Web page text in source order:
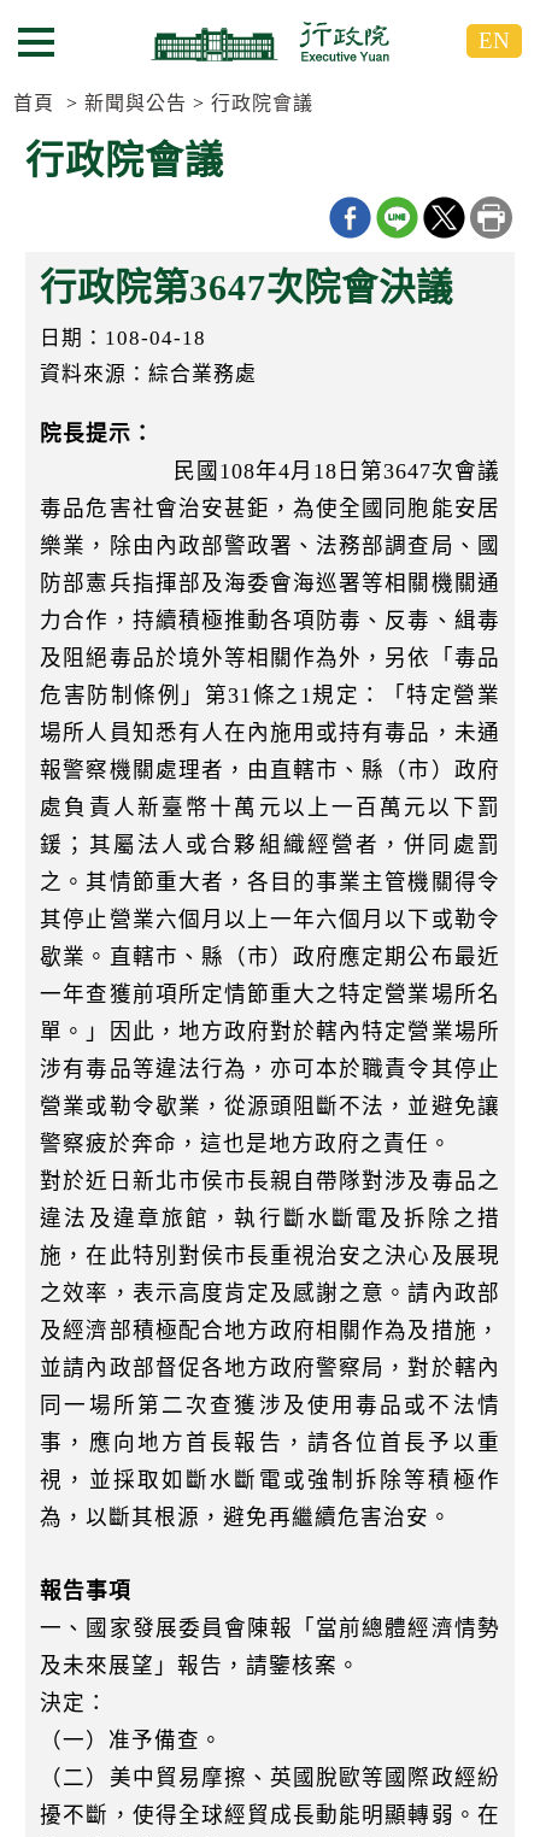
到
要
到
要
選單按鈕 EN
首頁 新聞與公告 行政院會議
行政院會議
行政院第3647次院會決議
日期：108-04-18
資料來源：綜合業務處
院長提示：
民國108年4月18日第3647次會議
毒品危害社會治安甚鉅，為使全國同胞能安居
樂業，除由內政部警政署、法務部調查局、國
防部憲兵指揮部及海委會海巡署等相關機關通
力合作，持續積極推動各項防毒、反毒、緝毒
及阻絕毒品於境外等相關作為外，另依「毒品
危害防制條例」第31條之1規定：「特定營業
場所人員知悉有人在內施用或持有毒品，未通
報警察機關處理者，由直轄市、縣（市）政府
處負責人新臺幣十萬元以上一百萬元以下罰
鍰；其屬法人或合夥組織經營者，併同處罰
之。其情節重大者，各目的事業主管機關得令
其停止營業六個月以上一年六個月以下或勒令
歇業。直轄市、縣（市）政府應定期公布最近
一年查獲前項所定情節重大之特定營業場所名
單。」因此，地方政府對於轄內特定營業場所
涉有毒品等違法行為，亦可本於職責令其停止
營業或勒令歇業，從源頭阻斷不法，並避免讓
警察疲於奔命，這也是地方政府之責任。
對於近日新北市侯市長親自帶隊對涉及毒品之
違法及違章旅館，執行斷水斷電及拆除之措
施，在此特別對侯市長重視治安之決心及展現
之效率，表示高度肯定及感謝之意。請內政部
及經濟部積極配合地方政府相關作為及措施，
並請內政部督促各地方政府警察局，對於轄內
同一場所第二次查獲涉及使用毒品或不法情
事，應向地方首長報告，請各位首長予以重
視，並採取如斷水斷電或強制拆除等積極作
為，以斷其根源，避免再繼續危害治安。
報告事項
一、國家發展委員會陳報「當前總體經濟情勢
及未來展望」報告，請鑒核案。
決定：
（一）准予備查。
（二）美中貿易摩擦、英國脫歐等國際政經紛
擾不斷，使得全球經貿成長動能明顯轉弱。在